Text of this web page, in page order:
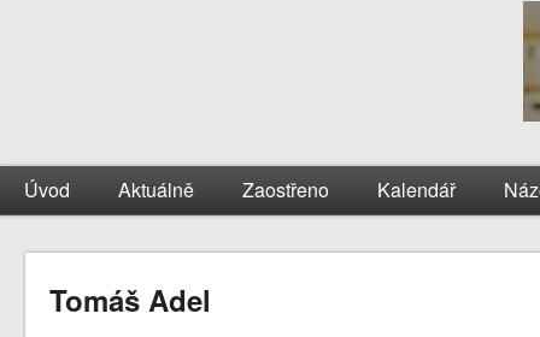
Úvod Aktuálně Zaostřeno Kalendář
Tomáš Adel